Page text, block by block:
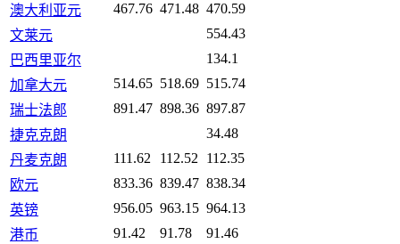
澳大利亚元
467.76 471.48 470.59
文莱元
554.43
巴西里亚尔
134.1
加拿大元
514.65 518.69 515.74
瑞士法郎
891.47 898.36 897.87
捷克克朗
34.48
丹麦克朗
111.62 112.52
112.35
欧元
833.36 839.47 838.34
英镑
956.05 963.15 964.13
港币
91.42 91.78
91.46